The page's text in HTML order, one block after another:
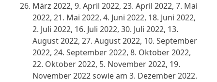
März 2022, 9. April 2022, 23. April 2022, 7. Mai
2022, 21. Mai 2022, 4. Juni 2022, 18. Juni 2022,
2. Juli 2022, 16. Juli 2022, 30. Juli 2022, 13.
August 2022, 27. August 2022, 10. September
2022, 24. September 2022, 8. Oktober 2022,
22. Oktober 2022, 5. November 2022, 19.
November 2022 sowie am 3. Dezember 2022.